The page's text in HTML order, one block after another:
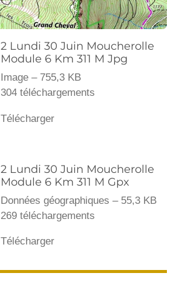
2 Lundi 30 Juin Moucherolle
Module 6 Km 311 M Jpg
Image – 755,3 KB
304 téléchargements
Télécharger
2 Lundi 30 Juin Moucherolle
Module 6 Km 311 M Gpx
Données géographiques – 55,3 KB
269 téléchargements
Télécharger